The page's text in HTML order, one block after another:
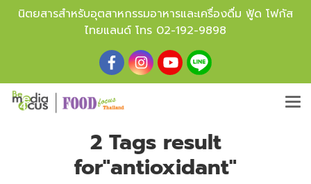
นิตยสารสำหรับอุตสาหกรรมอาหารและเครื่องดื่ม ฟู้ด โฟกัส
ไทยแลนด์ โทร 02-192-9898
2 Tags result
for"antioxidant"